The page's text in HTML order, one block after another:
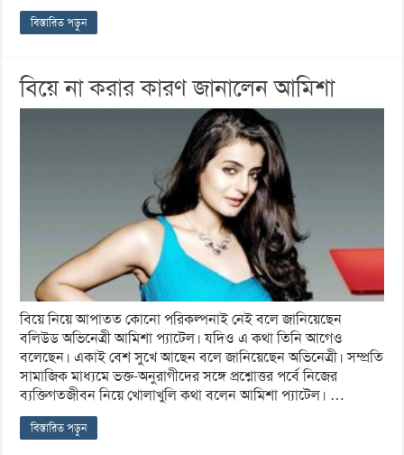
বিস্তারিত পড়ুন
বিয়ে না করার কারণ জানালেন আমিশা
বিয়ে নিয়ে আপাতত কোনো পরিকল্পনাই নেই বলে জানিয়েছেন
বলিউড অভিনেত্রী আমিশা প্যাটেল। যদিও এ কথা তিনি আগেও
বলেছেন। একাই বেশ সুখে আছেন বলে জানিয়েছেন অভিনেত্রী। সম্প্রতি
সামাজিক মাধ্যমে ভক্ত-অনুরাগীদের সঙ্গে প্রশ্নোত্তর পর্বে নিজের
ব্যক্তিগতজীবন নিয়ে খোলাখুলি কথা বলেন আমিশা প্যাটেল। …
বিস্তারিত পড়ুন